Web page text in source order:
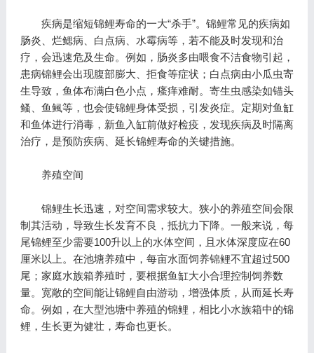
疾病是缩短锦鲤寿命的一大“杀手”。锦鲤常见的疾病如
肠炎、烂鳃病、白点病、水霉病等，若不能及时发现和治
疗，会迅速危及生命。例如，肠炎多由喂食不洁食物引起，
患病锦鲤会出现腹部膨大、拒食等症状；白点病由小瓜虫寄
生导致，鱼体布满白色小点，瘙痒难耐。寄生虫感染如锚头
鳋、鱼鲺等，也会使锦鲤身体受损，引发炎症。定期对鱼缸
和鱼体进行消毒，新鱼入缸前做好检疫，发现疾病及时隔离
治疗，是预防疾病、延长锦鲤寿命的关键措施。
养殖空间
锦鲤生长迅速，对空间需求较大。狭小的养殖空间会限
制其活动，导致生长发育不良，抵抗力下降。一般来说，每
尾锦鲤至少需要100升以上的水体空间，且水体深度应在60
厘米以上。在池塘养殖中，每亩水面饲养锦鲤不宜超过500
尾；家庭水族箱养殖时，要根据鱼缸大小合理控制饲养数
量。宽敞的空间能让锦鲤自由游动，增强体质，从而延长寿
命。例如，在大型池塘中养殖的锦鲤，相比小水族箱中的锦
鲤，生长更为健壮，寿命也更长。